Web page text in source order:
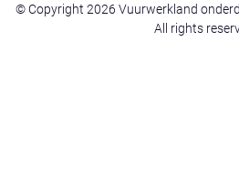
© Copyright 2026 Vuurwerkland
All rights